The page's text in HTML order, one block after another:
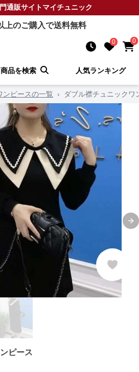
通販サイトマイチュニック
上のご購入で送料無料
0 0
商品を検索 人気ランキング
ンピースの一覧 › ダブル襟チュニックワ
ピース